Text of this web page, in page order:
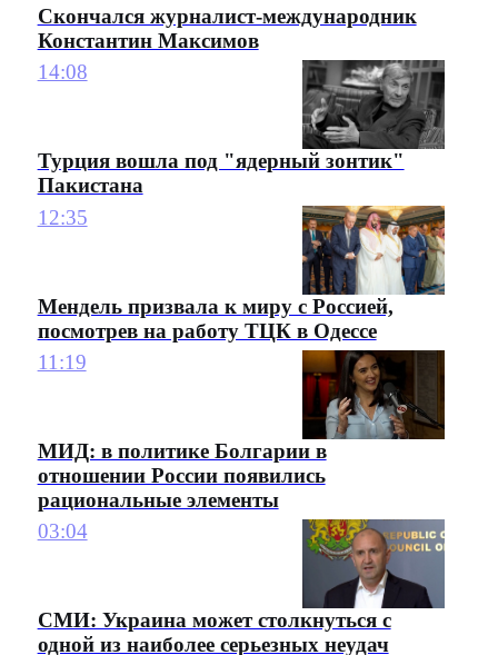
Скончался журналист-международник
Константин Максимов
14:08
Турция вошла под "ядерный зонтик"
Пакистана
12:35
Мендель призвала к миру с Россией,
посмотрев на работу ТЦК в Одессе
11:19
МИД: в политике Болгарии в
отношении России появились
рациональные элементы
03:04
СМИ: Украина может столкнуться с
одной из наиболее серьезных неудач